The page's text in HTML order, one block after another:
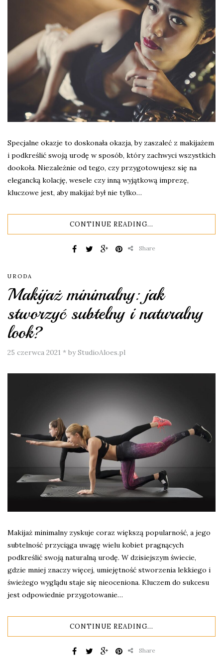
Specjalne okazje to doskonała okazja, by zaszaleć z makijażem
i podkreślić swoją urodę w sposób, który zachwyci wszystkich
dookoła. Niezależnie od tego, czy przygotowujesz się na
elegancką kolację, wesele czy inną wyjątkową imprezę,
kluczowe jest, aby makijaż był nie tylko…
CONTINUE READING...
Share
URODA
Makijaż minimalny: jak
stworzyć subtelny i naturalny
look?
25 czerwca 2021 * by StudioAloes.pl
Makijaż minimalny zyskuje coraz większą popularność, a jego
subtelność przyciąga uwagę wielu kobiet pragnących
podkreślić swoją naturalną urodę. W dzisiejszym świecie,
gdzie mniej znaczy więcej, umiejętność stworzenia lekkiego i
świeżego wyglądu staje się nieoceniona. Kluczem do sukcesu
jest odpowiednie przygotowanie…
CONTINUE READING...
Share